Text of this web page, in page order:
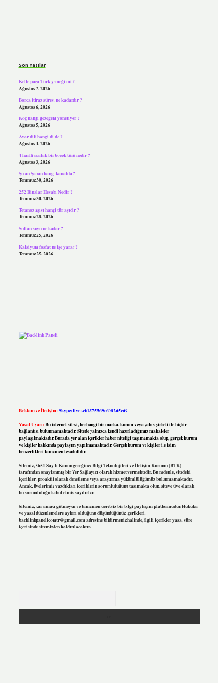
Son Yazılar
Kelle paça Türk yemeği mi ?
Ağustos 7, 2026
Borca itiraz süresi ne kadardır ?
Ağustos 6, 2026
Koç hangi gezegeni yönetiyor ?
Ağustos 5, 2026
Avar dili hangi dilde ?
Ağustos 4, 2026
4 harfli asalak bir böcek türü nedir ?
Ağustos 3, 2026
Şu an Şaban hangi kanalda ?
Temmuz 30, 2026
252 Binalar Hesabı Nedir ?
Temmuz 30, 2026
Tetanoz aşısı hangi tür aşıdır ?
Temmuz 28, 2026
Sultan suyu ne kadar ?
Temmuz 25, 2026
Kalsiyum fosfat ne işe yarar ?
Temmuz 25, 2026
Reklam ve İletişim:Skype: live:.cid.575569c608265c69
Yasal Uyarı:Bu internet sitesi, herhangi bir marka, kurum veya şahıs şirketi ile hiçbir
bağlantısı bulunmamaktadır. Sitede yalnızca kendi hazırladığımız makaleler
paylaşılmaktadır. Burada yer alan içerikler haber niteliği taşımamakta olup, gerçek kurum
ve kişiler hakkında paylaşım yapılmamaktadır. Gerçek kurum ve kişiler ile isim
benzerlikleri tamamen tesadüfidir.
Sitemiz, 5651 Sayılı Kanun gereğince Bilgi Teknolojileri ve İletişim Kurumu (BTK)
tarafından onaylanmış bir Yer Sağlayıcı olarak hizmet vermektedir. Bu nedenle, sitedeki
içerikleri proaktif olarak denetleme veya araştırma yükümlülüğümüz bulunmamaktadır.
Ancak, üyelerimiz yazdıkları içeriklerin sorumluluğunu taşımakta olup, siteye üye olarak
bu sorumluluğu kabul etmiş sayılırlar.
Sitemiz, kar amacı gütmeyen ve tamamen ücretsiz bir bilgi paylaşım platformudur. Hukuka
ve yasal düzenlemelere aykırı olduğunu düşündüğünüz içerikleri,
backlinkpanelicomtr@gmail.comadresine bildirmeniz halinde, ilgili içerikler yasal süre
içerisinde sitemizden kaldırılacaktır.